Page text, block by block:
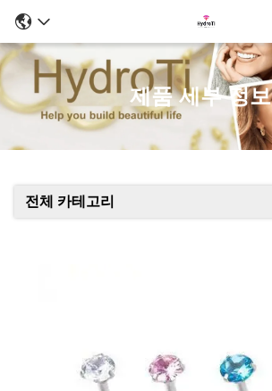
제품 세부 정보
전체 카테고리